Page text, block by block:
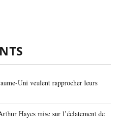
Uni veulent rapprocher leurs
Hayes mise sur l’éclatement de